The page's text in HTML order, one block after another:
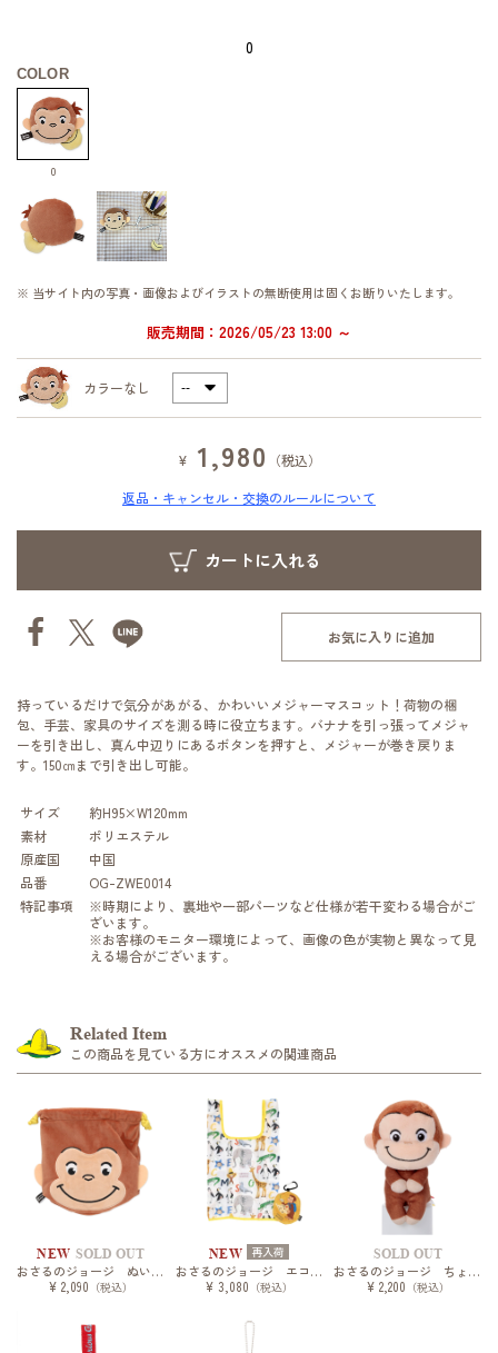
0
COLOR
0
※ 当サイト内の写真・画像およびイラストの無断使用は固くお断りいたします。
販売期間：2026/05/23 13:00 ～
カラーなし
¥ 1,980
（税込）
返品・キャンセル・交換のルールについて
お気に入りに追加
持っているだけで気分があがる、かわいいメジャーマスコット！荷物の梱
包、手芸、家具のサイズを測る時に役立ちます。バナナを引っ張ってメジャ
ーを引き出し、真ん中辺りにあるボタンを押すと、メジャーが巻き戻りま
す。150㎝まで引き出し可能。
サイズ
約H95×W120mm
素材
ポリエステル
原産国
中国
品番
OG-ZWE0014
特記事項
※時期により、裏地や一部パーツなど仕様が若干変わる場合がご
ざいます。
※お客様のモニター環境によって、画像の色が実物と異なって見
える場合がございます。
Related Item
この商品を見ている方にオススメの関連商品
NEW SOLD OUT
おさるのジョージ ぬいぐるみ巾着
¥ 2,090 （税込）
NEW 再入荷
おさるのジョージ エコポシェ
¥ 3,080 （税込）
SOLD OUT
おさるのジョージ ちょっこりさん
¥ 2,200 （税込）